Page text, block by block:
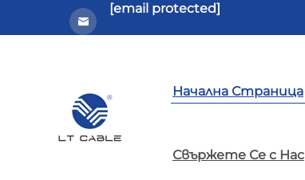
[email protected]
Начална Страница
Свържете Се с Нас